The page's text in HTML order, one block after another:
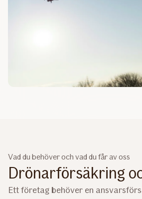
Vad du behöver och vad du får av oss
Drönarförsäkring
Ett företag behöver en